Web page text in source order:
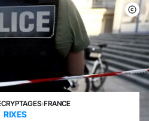
›FRANCE
RIXES